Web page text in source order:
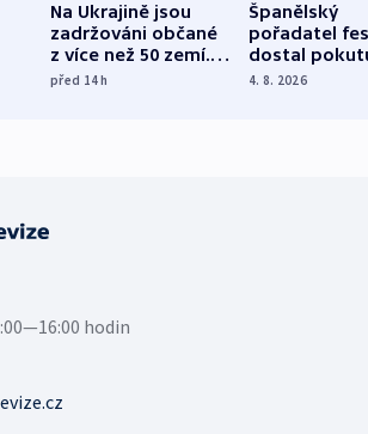
Na Ukrajině jsou
zadržováni občané
z více než 50 zemí.
Bojovali na straně
před 14h
Španělský
pořadatel
dostal
nekalé
4. 8. 2026
hodin